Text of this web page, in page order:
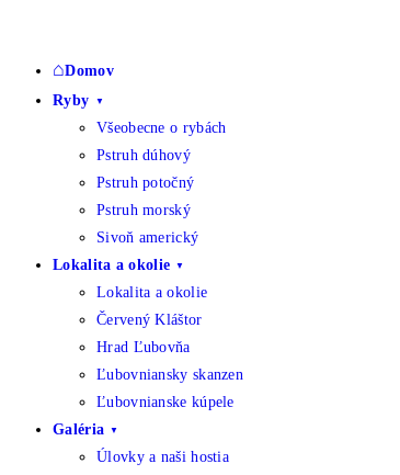
content
Domov
Ryby
Všeobecne o rybách
Pstruh dúhový
Pstruh potočný
Pstruh morský
Sivoň americký
Lokalita a okolie
Lokalita a okolie
Červený Kláštor
Hrad Ľubovňa
Ľubovniansky skanzen
Ľubovnianske kúpele
Galéria
Úlovky a naši hostia